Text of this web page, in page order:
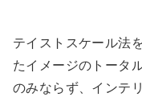
テイストスケール法
たイメージのトータ
のみならず、インテ